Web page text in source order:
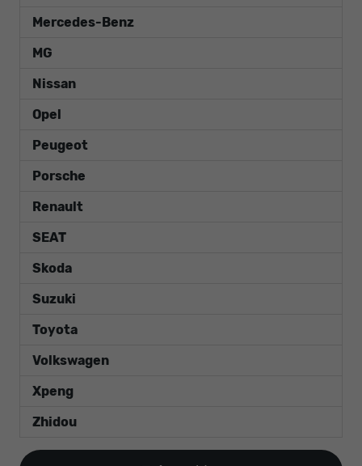
Mercedes-Benz
MG
Nissan
Opel
Peugeot
Porsche
Renault
SEAT
Skoda
Suzuki
Toyota
Volkswagen
Xpeng
Zhidou